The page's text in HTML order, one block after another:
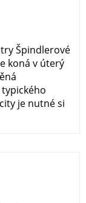
Špindlerové
koná v úterý
je nutné si